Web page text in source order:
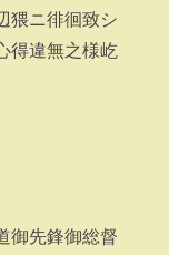
猥ニ徘徊致シ
得違無之様屹
御先鋒御総督